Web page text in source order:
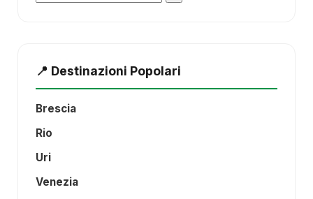
📍 Destinazioni Popolari
Brescia
Rio
Uri
Venezia